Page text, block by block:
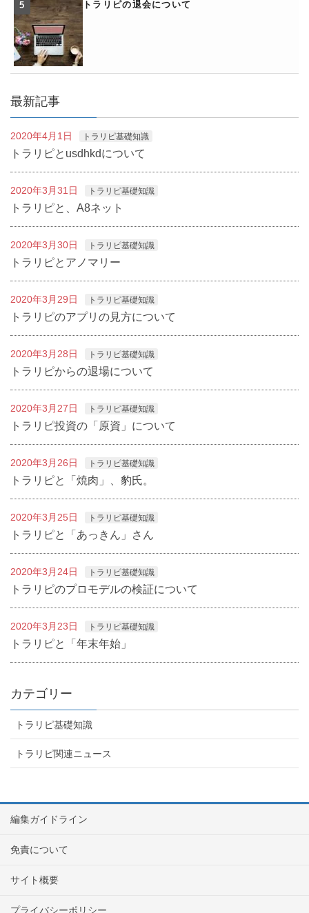
トラリピの退会について
最新記事
2020年4月1日 トラリピ基礎知識
トラリピとusdhkdについて
2020年3月31日 トラリピ基礎知識
トラリピと、A8ネット
2020年3月30日 トラリピ基礎知識
トラリピとアノマリー
2020年3月29日 トラリピ基礎知識
トラリピのアプリの見方について
2020年3月28日 トラリピ基礎知識
トラリピからの退場について
2020年3月27日 トラリピ基礎知識
トラリピ投資の「原資」について
2020年3月26日 トラリピ基礎知識
トラリピと「焼肉」、豹氏。
2020年3月25日 トラリピ基礎知識
トラリピと「あっきん」さん
2020年3月24日 トラリピ基礎知識
トラリピのプロモデルの検証について
2020年3月23日 トラリピ基礎知識
トラリピと「年末年始」
カテゴリー
トラリピ基礎知識
トラリピ関連ニュース
編集ガイドライン
免責について
サイト概要
プライバシーポリシー